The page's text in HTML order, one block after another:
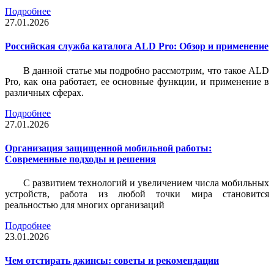
Подробнее
27.01.2026
Российская служба каталога ALD Pro: Обзор и применение
В данной статье мы подробно рассмотрим, что такое ALD
Pro, как она работает, ее основные функции, и применение в
различных сферах.
Подробнее
27.01.2026
Организация защищенной мобильной работы:
Современные подходы и решения
С развитием технологий и увеличением числа мобильных
устройств, работа из любой точки мира становится
реальностью для многих организаций
Подробнее
23.01.2026
Чем отстирать джинсы: советы и рекомендации